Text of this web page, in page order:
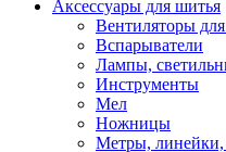
Аксессуары для шитья
Вентиляторы
Вспарыватели
Лампы,
Инструменты
Мел
Ножницы
Метры, линейки,